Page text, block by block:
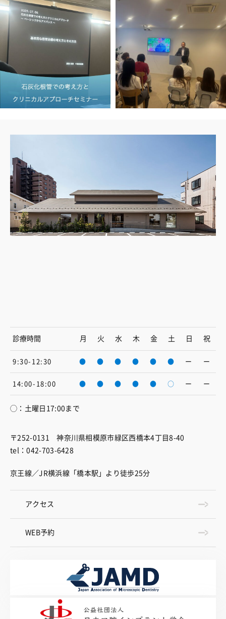
診療時間 月 火 水 木 金 土 日 祝
9:30-12:30 ● ● ● ● ● ● ー ー
14:00-18:00 ● ● ● ● ● ○ ー ー
◯：土曜日17:00まで
〒252-0131 神奈川県相模原市緑区西橋本4丁目8-40
tel：042-703-6428
京王線／JR横浜線「橋本駅」より徒歩25分
アクセス
WEB予約